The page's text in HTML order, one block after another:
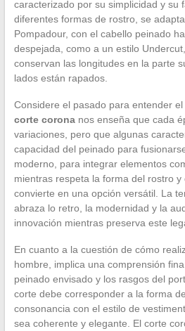
caracterizado por su simplicidad y su
diferentes formas de rostro, se
Pompadour, con el cabello peinado
despejada, como a un estilo
conservan las longitudes en la parte
lados están rapados.
Considere el pasado para entender
corte coronanos enseña que cada
variaciones, pero que algunas
capacidad del peinado para
moderno, para integrar elementos
mientras respeta la forma del rostro
convierte en una opción versátil. La
abraza lo retro, la modernidad y la
innovación mientras preserva este
En cuanto a la cuestión de cómo
hombre, implica una comprensión
peinado envisado y los rasgos del
corte debe corresponder a la forma
consonancia con el estilo de
sea coherente y elegante. El corte